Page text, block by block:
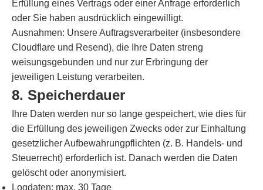
Erfüllung eines Vertrags oder einer Anfrage erforderlich
oder Sie haben ausdrücklich eingewilligt.
Ausnahmen: Unsere Auftragsverarbeiter (insbesondere
Cloudflare und Resend), die Ihre Daten streng
weisungsgebunden und nur zur Erbringung der
jeweiligen Leistung verarbeiten.
8. Speicherdauer
Ihre Daten werden nur so lange gespeichert, wie dies für
die Erfüllung des jeweiligen Zwecks oder zur Einhaltung
gesetzlicher Aufbewahrungpflichten (z. B. Handels- und
Steuerrecht) erforderlich ist. Danach werden die Daten
gelöscht oder anonymisiert.
Logdaten: max. 30 Tage